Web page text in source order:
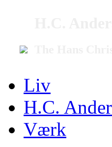
Liv
H.C.
Værk